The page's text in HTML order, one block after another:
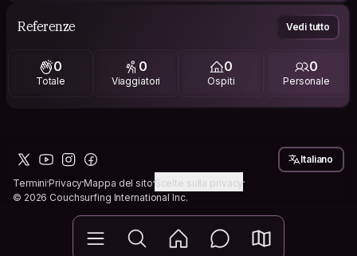
Referenze Vedi tutto
0
Totale
0
Viaggiatori
0
Ospiti
0
Personale
TerminiPrivacyMappa del sitoScelte sulla privacy
© 2026 Couchsurfing International Inc.
Italiano